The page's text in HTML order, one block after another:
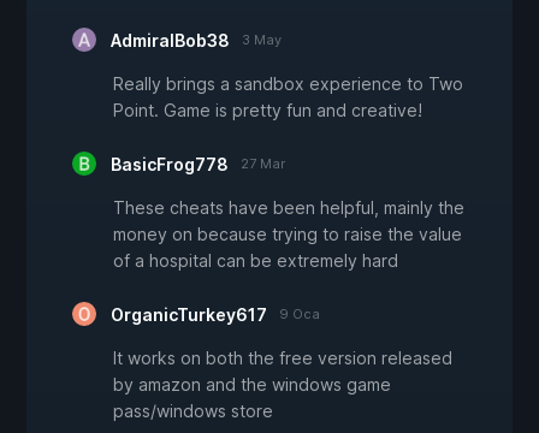
AdmiralBob38 3 May
Really brings a sandbox experience to Two
Point. Game is pretty fun and creative!
BasicFrog778 27 Mar
These cheats have been helpful, mainly the
money on because trying to raise the value
of a hospital can be extremely hard
OrganicTurkey617 9 Oca
It works on both the free version released
by amazon and the windows game
pass/windows store